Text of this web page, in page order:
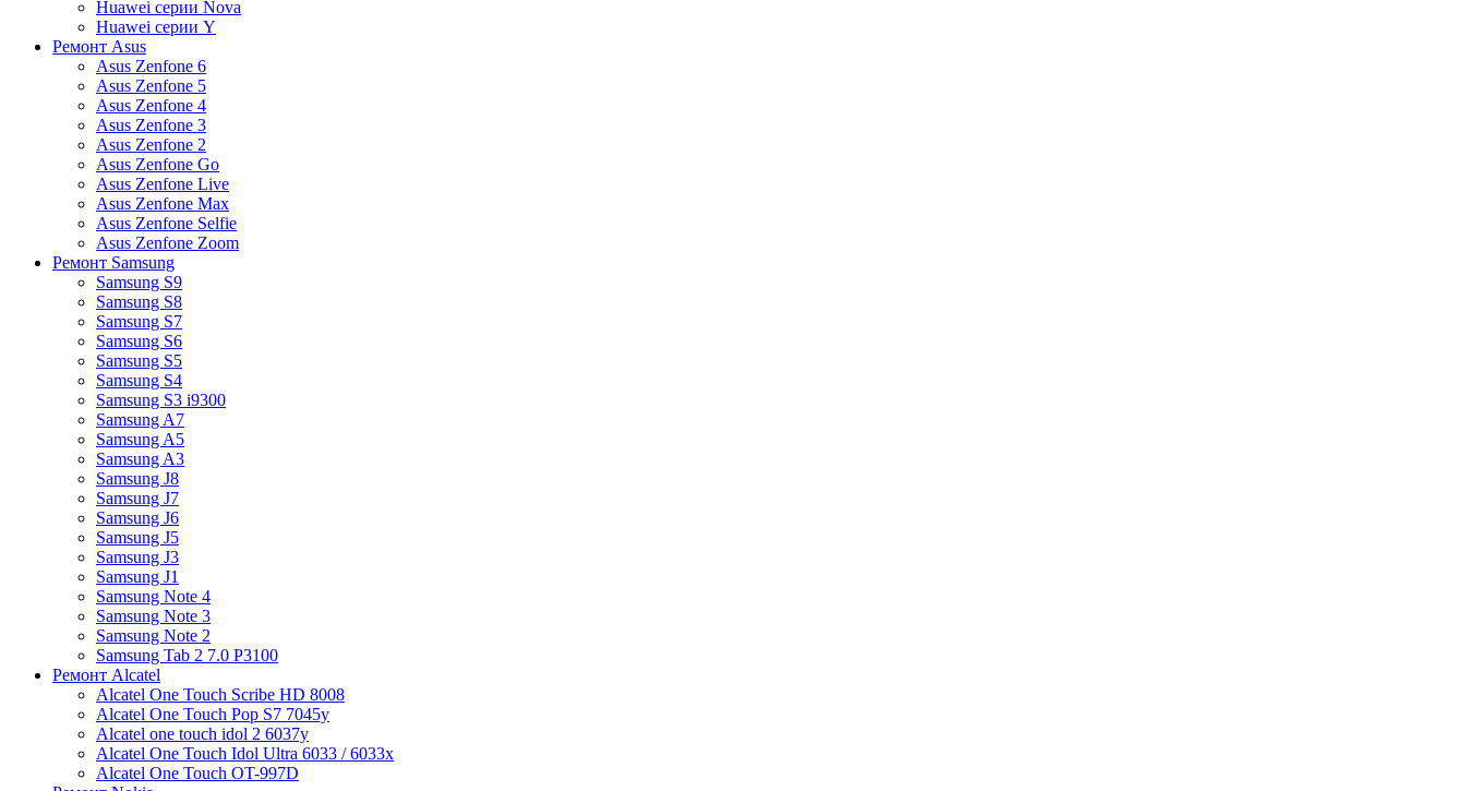
Huawei серии Nova
Huawei серии Y
Ремонт Asus
Asus Zenfone 6
Asus Zenfone 5
Asus Zenfone 4
Asus Zenfone 3
Asus Zenfone 2
Asus Zenfone Go
Asus Zenfone Live
Asus Zenfone Max
Asus Zenfone Selfie
Asus Zenfone Zoom
Ремонт Samsung
Samsung S9
Samsung S8
Samsung S7
Samsung S6
Samsung S5
Samsung S4
Samsung S3 i9300
Samsung A7
Samsung A5
Samsung A3
Samsung J8
Samsung J7
Samsung J6
Samsung J5
Samsung J3
Samsung J1
Samsung Note 4
Samsung Note 3
Samsung Note 2
Samsung Tab 2 7.0 P3100
Ремонт Alcatel
Alcatel One Touch Scribe HD 8008
Alcatel One Touch Pop S7 7045y
Alcatel one touch idol 2 6037y
Alcatel One Touch Idol Ultra 6033 / 6033x
Alcatel One Touch OT-997D